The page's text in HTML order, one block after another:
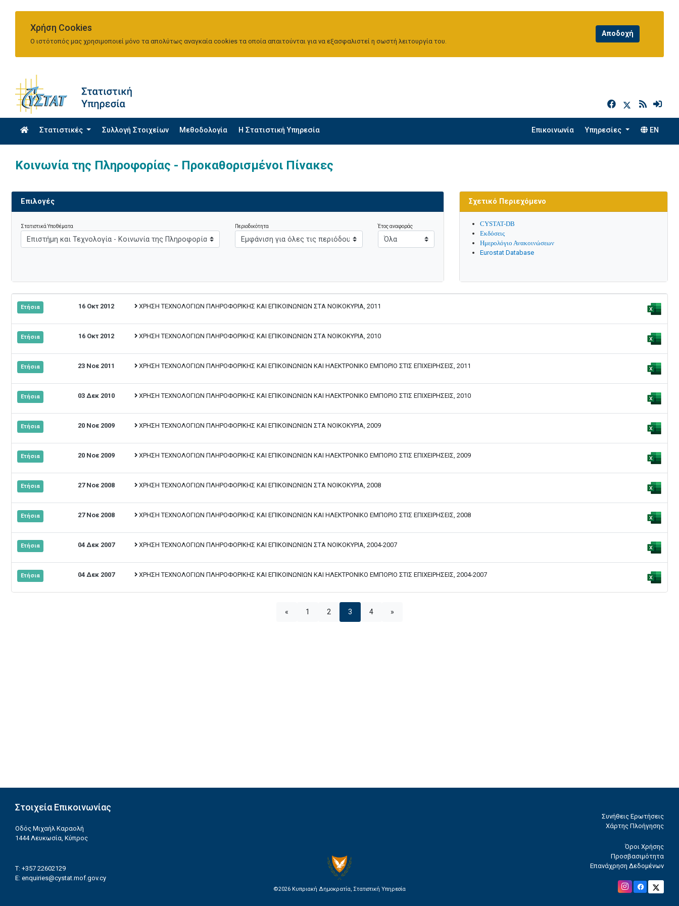
Χρήση Cookies
Ο ιστότοπός μας χρησιμοποιεί μόνο τα απολύτως αναγκαία cookies τα οποία απαιτούνται για να εξασφαλιστεί η σωστή λειτουργία του.
h
Στατιστικές Συλλογή Στοιχείων Μεθοδολογία H Στατιστική Υπηρεσία Επικοινωνία Υπηρεσίες EN
Κοινωνία της Πληροφορίας - Προκαθορισμένοι Πίνακες
Επιλογές
Στατιστικά Υποθέματα Περιοδικότητα Έτος αναφοράς
Σχετικό Περιεχόμενο
CYSTAT-DB
Εκδόσεις
Ημερολόγιο Ανακοινώσεων
Eurostat Database
Ετήσια 16 Οκτ 2012 ΧΡΗΣΗ ΤΕΧΝΟΛΟΓΙΩΝ ΠΛΗΡΟΦΟΡΙΚΗΣ ΚΑΙ ΕΠΙΚΟΙΝΩΝΙΩΝ ΣΤΑ ΝΟΙΚΟΚΥΡΙΑ, 2011
Ετήσια 16 Οκτ 2012 ΧΡΗΣΗ ΤΕΧΝΟΛΟΓΙΩΝ ΠΛΗΡΟΦΟΡΙΚΗΣ ΚΑΙ ΕΠΙΚΟΙΝΩΝΙΩΝ ΣΤΑ ΝΟΙΚΟΚΥΡΙΑ, 2010
Ετήσια 23 Νοε 2011 ΧΡΗΣΗ ΤΕΧΝΟΛΟΓΙΩΝ ΠΛΗΡΟΦΟΡΙΚΗΣ ΚΑΙ ΕΠΙΚΟΙΝΩΝΙΩΝ ΚΑΙ ΗΛΕΚΤΡΟΝΙΚΟ ΕΜΠΟΡΙΟ ΣΤΙΣ ΕΠΙΧΕΙΡΗΣΕΙΣ, 2011
Ετήσια 03 Δεκ 2010 ΧΡΗΣΗ ΤΕΧΝΟΛΟΓΙΩΝ ΠΛΗΡΟΦΟΡΙΚΗΣ ΚΑΙ ΕΠΙΚΟΙΝΩΝΙΩΝ ΚΑΙ ΗΛΕΚΤΡΟΝΙΚΟ ΕΜΠΟΡΙΟ ΣΤΙΣ ΕΠΙΧΕΙΡΗΣΕΙΣ, 2010
Ετήσια 20 Νοε 2009 ΧΡΗΣΗ ΤΕΧΝΟΛΟΓΙΩΝ ΠΛΗΡΟΦΟΡΙΚΗΣ ΚΑΙ ΕΠΙΚΟΙΝΩΝΙΩΝ ΣΤΑ ΝΟΙΚΟΚΥΡΙΑ, 2009
Ετήσια 20 Νοε 2009 ΧΡΗΣΗ ΤΕΧΝΟΛΟΓΙΩΝ ΠΛΗΡΟΦΟΡΙΚΗΣ ΚΑΙ ΕΠΙΚΟΙΝΩΝΙΩΝ ΚΑΙ ΗΛΕΚΤΡΟΝΙΚΟ ΕΜΠΟΡΙΟ ΣΤΙΣ ΕΠΙΧΕΙΡΗΣΕΙΣ, 2009
Ετήσια 27 Νοε 2008 ΧΡΗΣΗ ΤΕΧΝΟΛΟΓΙΩΝ ΠΛΗΡΟΦΟΡΙΚΗΣ ΚΑΙ ΕΠΙΚΟΙΝΩΝΙΩΝ ΣΤΑ ΝΟΙΚΟΚΥΡΙΑ, 2008
Ετήσια 27 Νοε 2008 ΧΡΗΣΗ ΤΕΧΝΟΛΟΓΙΩΝ ΠΛΗΡΟΦΟΡΙΚΗΣ ΚΑΙ ΕΠΙΚΟΙΝΩΝΙΩΝ ΚΑΙ ΗΛΕΚΤΡΟΝΙΚΟ ΕΜΠΟΡΙΟ ΣΤΙΣ ΕΠΙΧΕΙΡΗΣΕΙΣ, 2008
Ετήσια 04 Δεκ 2007 ΧΡΗΣΗ ΤΕΧΝΟΛΟΓΙΩΝ ΠΛΗΡΟΦΟΡΙΚΗΣ ΚΑΙ ΕΠΙΚΟΙΝΩΝΙΩΝ ΣΤΑ ΝΟΙΚΟΚΥΡΙΑ, 2004-2007
Ετήσια 04 Δεκ 2007 ΧΡΗΣΗ ΤΕΧΝΟΛΟΓΙΩΝ ΠΛΗΡΟΦΟΡΙΚΗΣ ΚΑΙ ΕΠΙΚΟΙΝΩΝΙΩΝ ΚΑΙ ΗΛΕΚΤΡΟΝΙΚΟ ΕΜΠΟΡΙΟ ΣΤΙΣ ΕΠΙΧΕΙΡΗΣΕΙΣ, 2004-2007
« 1 2 3 4 »
Στοιχεία Επικοινωνίας
Οδός Μιχαήλ Καραολή
1444 Λευκωσία, Κύπρος
T: +357 22602129
E: enquiries@cystat.mof.gov.cy
©2026 Κυπριακή Δημοκρατία, Στατιστική Υπηρεσία
Συνήθεις Ερωτήσεις
Χάρτης Πλοήγησης
Όροι Χρήσης
Προσβασιμότητα
Επανάχρηση Δεδομένων